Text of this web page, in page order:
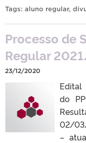
Tags: aluno regular,
Processo de
Regular
23/12/2020
Edital
do
02/
–